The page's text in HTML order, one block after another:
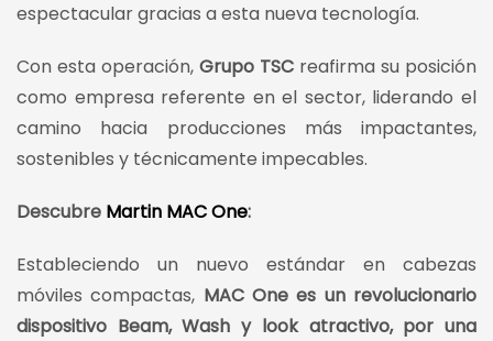
espectacular gracias a esta nueva tecnología.
Con esta operación, Grupo TSC reafirma su posición
como empresa referente en el sector, liderando el
camino hacia producciones más impactantes,
sostenibles y técnicamente impecables.
Descubre Martin MAC One:
Estableciendo un nuevo estándar en cabezas
móviles compactas, MAC One es un revolucionario
dispositivo Beam, Wash y look atractivo, por una